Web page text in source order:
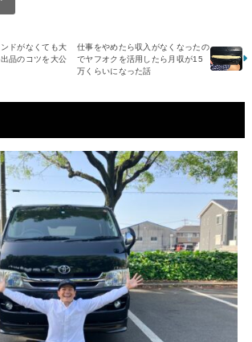
仕事をやめたら収入がなくなったの
でヤフオクを活用したら月収が15
万くらいになった話
ドがなくても大
品のコツを大公